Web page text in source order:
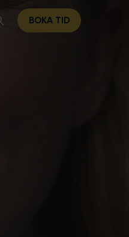
BOKA TID